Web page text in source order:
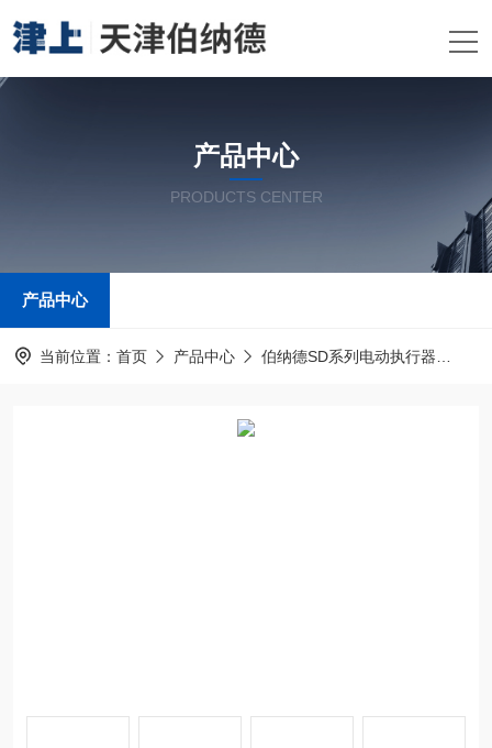
产品中心
PRODUCTS CENTER
产品中心
当前位置： 首页 产品中心 伯纳德SD系列电动执行器